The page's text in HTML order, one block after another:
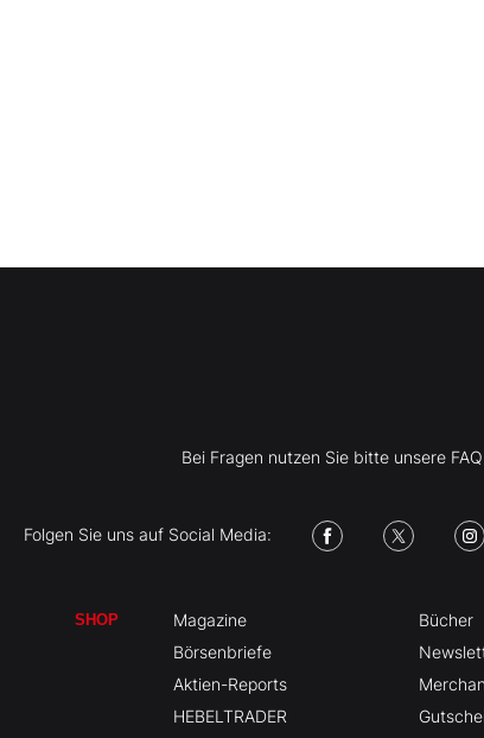
Bei Fragen nutzen Sie bitte unsere
Folgen Sie uns auf Social Media:
SHOP
Magazine
Börsenbriefe
Aktien-Reports
HEBELTRADER
Bücher